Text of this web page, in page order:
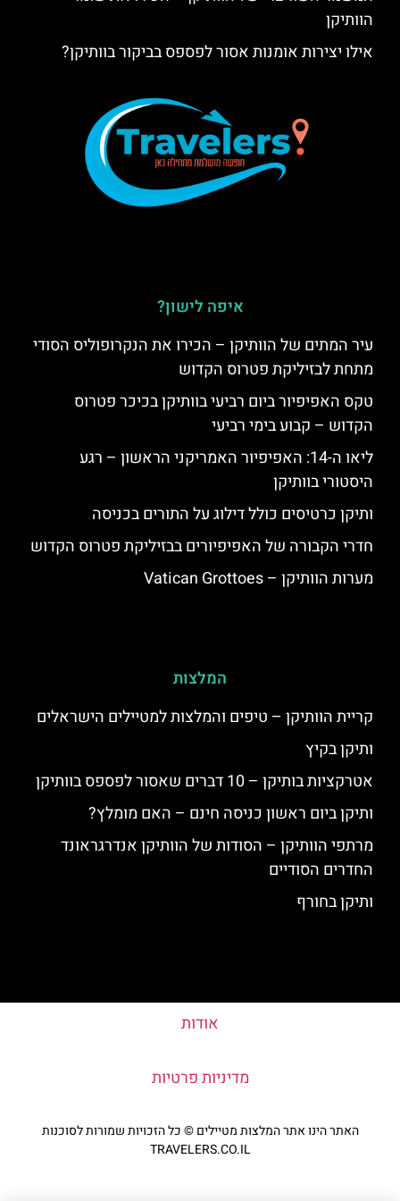
הוותיקן
אילו יצירות אומנות אסור לפספס בביקור בוותיקן?
איפה לישון?
עיר המתים של הוותיקן – הכירו את הנקרופוליס הסודי
מתחת לבזיליקת פטרוס הקדוש
טקס האפיפיור ביום רביעי בוותיקן בכיכר פטרוס
הקדוש – קבוע בימי רביעי
ליאו ה-14: האפיפיור האמריקני הראשון – רגע
היסטורי בוותיקן
ותיקן כרטיסים כולל דילוג על התורים בכניסה
חדרי הקבורה של האפיפיורים בבזיליקת פטרוס הקדוש
מערות הוותיקן – Vatican Grottoes
המלצות
קריית הוותיקן – טיפים והמלצות למטיילים הישראלים
ותיקן בקיץ
אטרקציות בותיקן – 10 דברים שאסור לפספס בוותיקן
ותיקן ביום ראשון כניסה חינם – האם מומלץ?
מרתפי הוותיקן – הסודות של הוותיקן אנדרגראונד
החדרים הסודיים
ותיקן בחורף
אודות
מדיניות פרטיות
האתר הינו אתר המלצות מטיילים © כל הזכויות שמורות לסוכנות
TRAVELERS.CO.IL